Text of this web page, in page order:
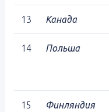
13 Канада
14 Польша
15 Финляндия